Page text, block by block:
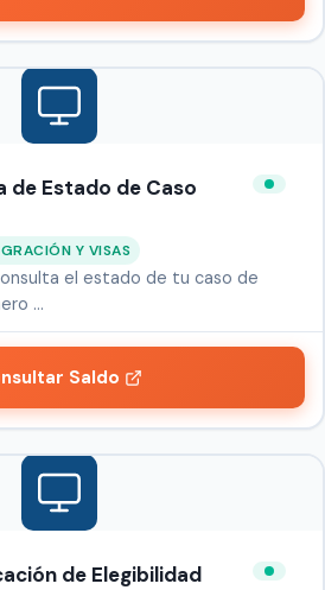
de Estado de Caso
Y VISAS
el estado de tu caso de
…
Saldo
de Elegibilidad